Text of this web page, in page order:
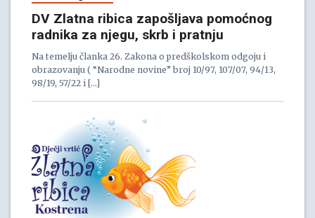
DV Zlatna ribica zapošljava pomoćnog
radnika za njegu, skrb i pratnju
Na temelju članka 26. Zakona o predškolskom odgoju i
obrazovanju ( “Narodne novine” broj 10/97, 107/07, 94/13,
98/19, 57/22 i […]